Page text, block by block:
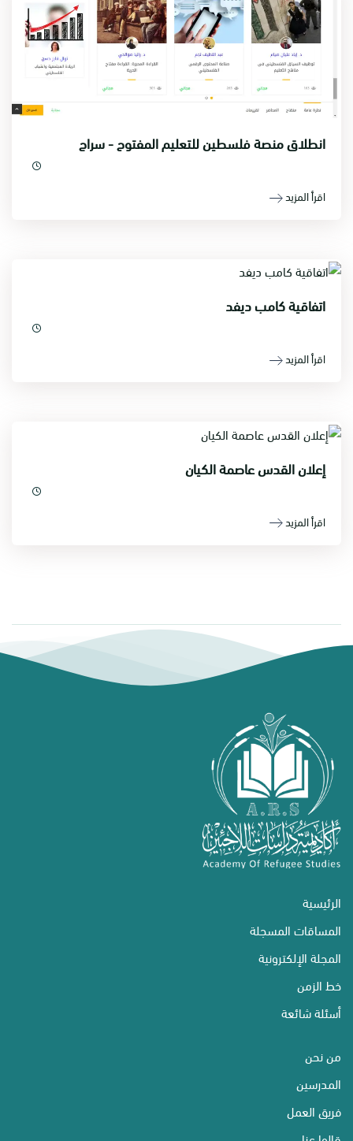
انطلاق منصة فلسطين للتعليم المفتوح - سراج
اقرأ المزيد
اتفاقية كامب ديفد
اقرأ المزيد
إعلان القدس عاصمة الكيان
اقرأ المزيد
الرئيسية
المساقات المسجلة
المجلة الإلكترونية
خط الزمن
أسئلة شائعة
من نحن
المدرسين
فريق العمل